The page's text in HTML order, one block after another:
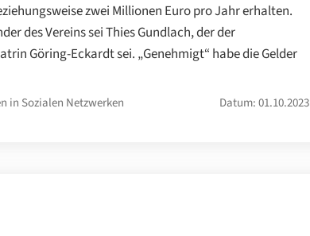
zwei Millionen Euro pro Jahr erhalten.
des Vereins sei Thies Gundlach, der der
Göring-Eckardt sei. „Genehmigt“ habe die Gelder
in Sozialen Netzwerken Datum: 01.10.2023